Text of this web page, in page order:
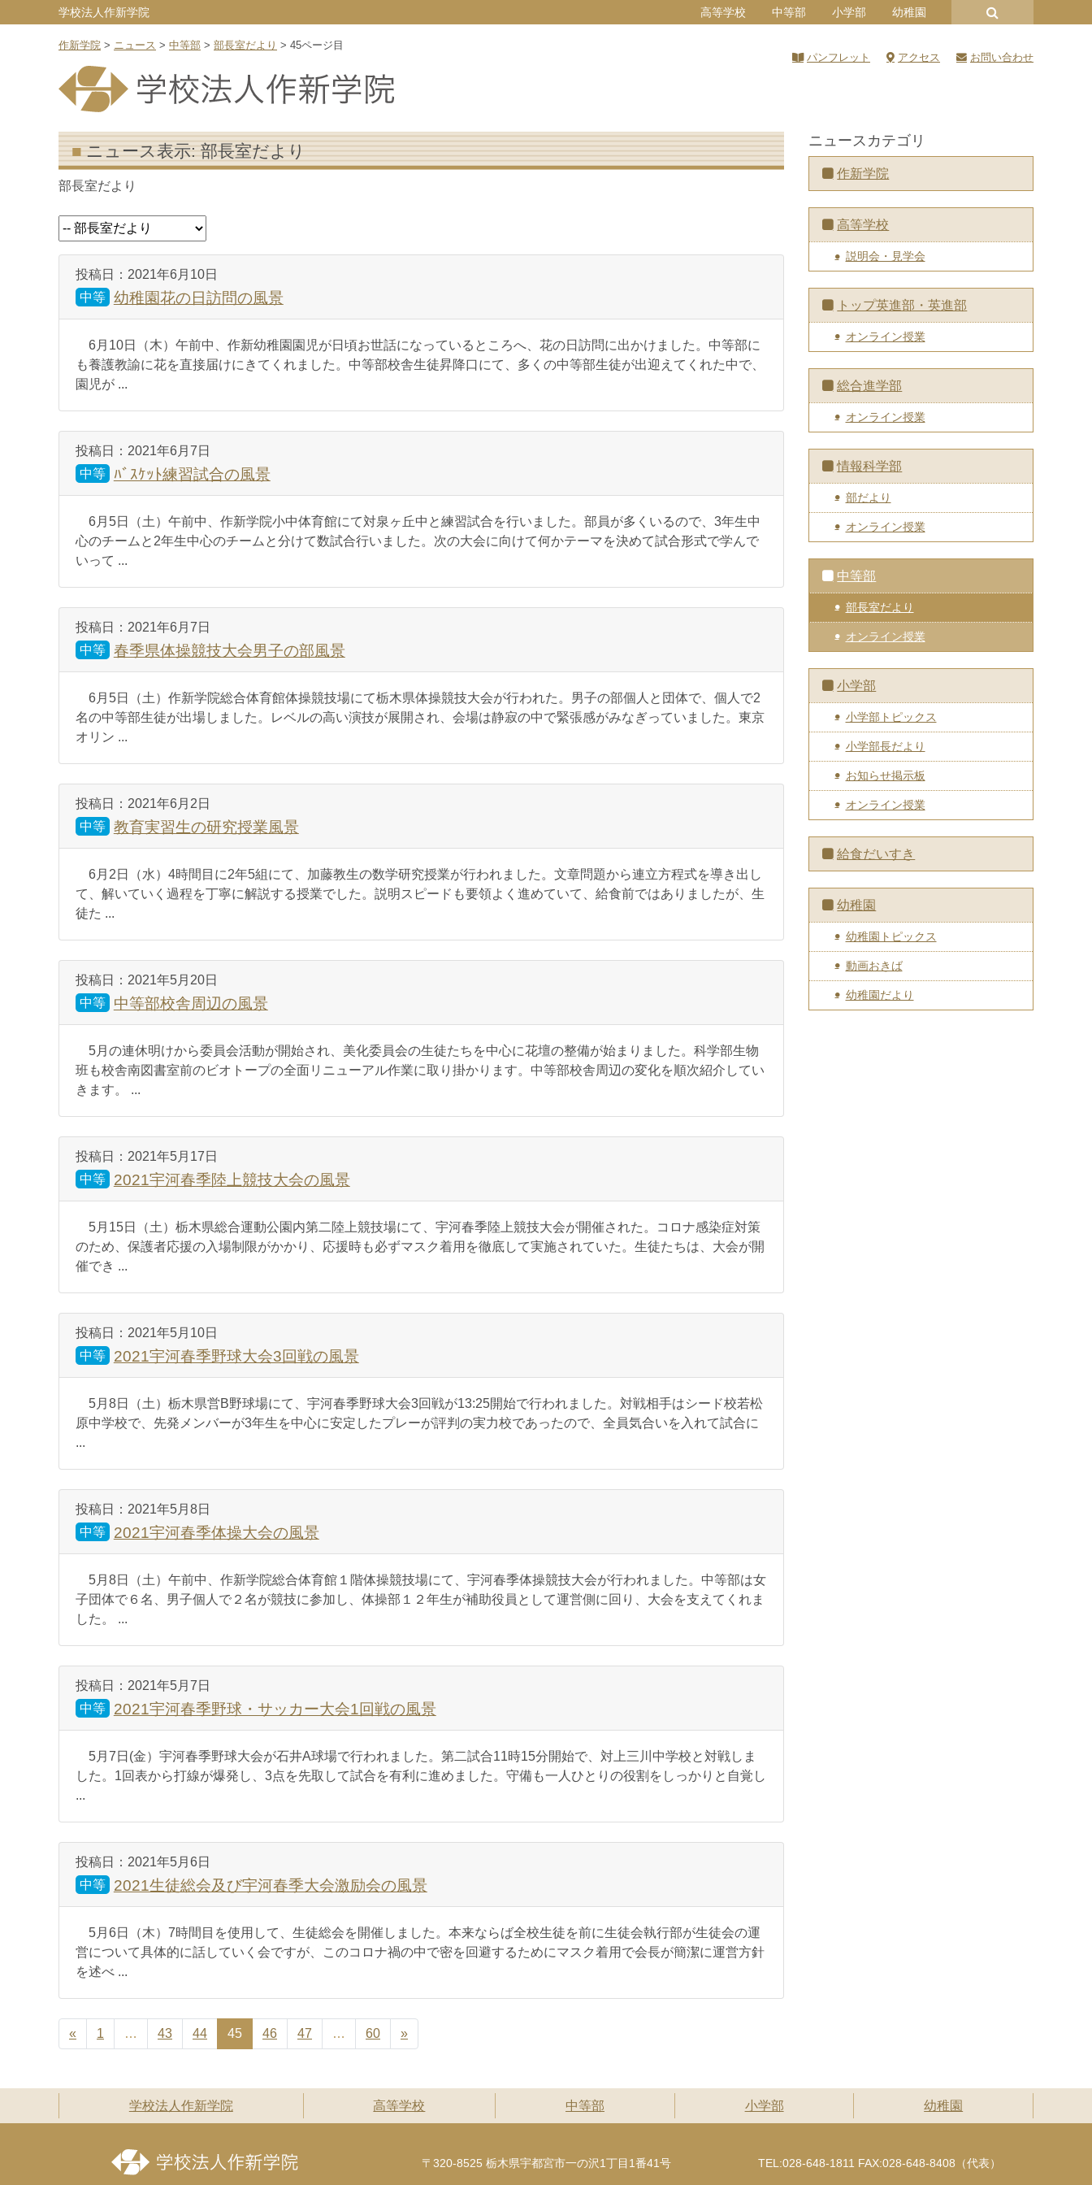
学校法人作新学院 高等学校 中等部 小学部 幼稚園
作新学院 > ニュース > 中等部 > 部長室だより > 45ページ目
パンフレット
アクセス お問い合わせ
ニュース表示:部長室だより
部長室だより
投稿日： 2021年6月10日
中等 幼稚園花の日訪問の風景
6月10日（木）午前中、作新幼稚園園児が日頃お世話になっているところへ、花の日訪問に出かけました。中等部に
も養護教諭に花を直接届けにきてくれました。中等部校舎生徒昇降口にて、多くの中等部生徒が出迎えてくれた中で、
園児が ...
投稿日： 2021年6月7日
中等
ﾊﾞｽｹｯﾄ練習試合の風景
6月5日（土）午前中、作新学院小中体育館にて対泉ヶ丘中と練習試合を行いました。部員が多くいるので、3年生中
心のチームと2年生中心のチームと分けて数試合行いました。次の大会に向けて何かテーマを決めて試合形式で学んで
いって ...
投稿日： 2021年6月7日
中等 春季県体操競技大会男子の部風景
6月5日（土）作新学院総合体育館体操競技場にて栃木県体操競技大会が行われた。男子の部個人と団体で、個人で2
名の中等部生徒が出場しました。レベルの高い演技が展開され、会場は静寂の中で緊張感がみなぎっていました。東京
オリン ...
投稿日： 2021年6月2日
中等 教育実習生の研究授業風景
6月2日（水）4時間目に2年5組にて、加藤教生の数学研究授業が行われました。文章問題から連立方程式を導き出し
て、解いていく過程を丁寧に解説する授業でした。説明スピードも要領よく進めていて、給食前ではありましたが、生
徒た ...
投稿日： 2021年5月20日
中等
中等部校舎周辺の風景
5月の連休明けから委員会活動が開始され、美化委員会の生徒たちを中心に花壇の整備が始まりました。科学部生物
班も校舎南図書室前のビオトープの全面リニューアル作業に取り掛かります。中等部校舎周辺の変化を順次紹介してい
きます。 ...
投稿日： 2021年5月17日
中等
2021宇河春季陸上競技大会の風景
5月15日（土）栃木県総合運動公園内第二陸上競技場にて、宇河春季陸上競技大会が開催された。コロナ感染症対策
のため、保護者応援の入場制限がかかり、応援時も必ずマスク着用を徹底して実施されていた。生徒たちは、大会が開
催でき ...
投稿日： 2021年5月10日
中等
2021宇河春季野球大会3回戦の風景
5月8日（土）栃木県営B野球場にて、宇河春季野球大会3回戦が13:25開始で行われました。対戦相手はシード校若松
原中学校で、先発メンバーが3年生を中心に安定したプレーが評判の実力校であったので、全員気合いを入れて試合に
...
投稿日： 2021年5月8日
中等
2021宇河春季体操大会の風景
5月8日（土）午前中、作新学院総合体育館１階体操競技場にて、宇河春季体操競技大会が行われました。中等部は女
子団体で６名、男子個人で２名が競技に参加し、体操部１２年生が補助役員として運営側に回り、大会を支えてくれま
した。 ...
投稿日： 2021年5月7日
中等
2021宇河春季野球・サッカー大会1回戦の風景
5月7日(金）宇河春季野球大会が石井A球場で行われました。第二試合11時15分開始で、対上三川中学校と対戦しま
した。1回表から打線が爆発し、3点を先取して試合を有利に進めました。守備も一人ひとりの役割をしっかりと自覚し
...
投稿日： 2021年5月6日
中等
2021生徒総会及び宇河春季大会激励会の風景
5月6日（木）7時間目を使用して、生徒総会を開催しました。本来ならば全校生徒を前に生徒会執行部が生徒会の運
営について具体的に話していく会ですが、このコロナ禍の中で密を回避するためにマスク着用で会長が簡潔に運営方針
を述べ ...
« 1 … 43 44 45 46 47 … 60 »
ニュースカテゴリ
作新学院
高等学校
説明会・見学会
トップ英進部・英進部
オンライン授業
総合進学部
オンライン授業
情報科学部
部だより
オンライン授業
中等部
部長室だより
オンライン授業
小学部
小学部トピックス
小学部長だより
お知らせ掲示板
オンライン授業
給食だいすき
幼稚園
幼稚園トピックス
動画おきば
幼稚園だより
学校法人作新学院 高等学校 中等部 小学部 幼稚園
〒320-8525 栃木県宇都宮市一の沢1丁目1番41号 TEL:028-648-1811 FAX:028-648-8408（代表）